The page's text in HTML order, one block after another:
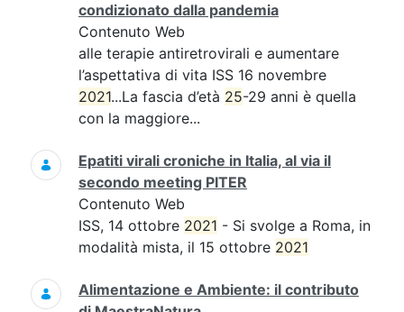
condizionato dalla pandemia
Contenuto Web
alle terapie antiretrovirali e aumentare
l’aspettativa di vita ISS 16 novembre
2021...La fascia d’età 25-29 anni è quella
con la maggiore...
Epatiti virali croniche in Italia, al via il
secondo meeting PITER
Contenuto Web
ISS, 14 ottobre 2021 - Si svolge a Roma, in
modalità mista, il 15 ottobre 2021
Alimentazione e Ambiente: il contributo